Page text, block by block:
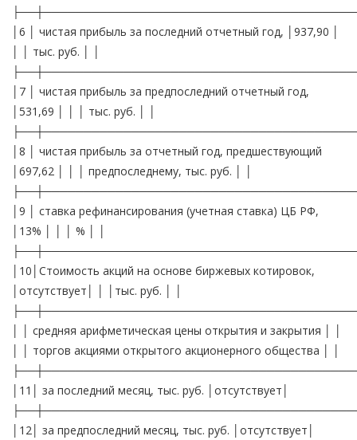
│6 │ чистая прибыль за последний отчетный год, │937,90 │
│ │ тыс. руб. │ │
│7 │ чистая прибыль за предпоследний отчетный год,
│531,69 │ │ │ тыс. руб. │ │
│8 │ чистая прибыль за отчетный год, предшествующий
│697,62 │ │ │ предпоследнему, тыс. руб. │ │
│9 │ ставка рефинансирования (учетная ставка) ЦБ РФ,
│13% │ │ │ % │ │
│10│Стоимость акций на основе биржевых котировок,
│отсутствует│ │ │тыс. руб. │ │
│ │ средняя арифметическая цены открытия и закрытия │ │
│ │ торгов акциями открытого акционерного общества │ │
│11│ за последний месяц, тыс. руб. │отсутствует│
│12│ за предпоследний месяц, тыс. руб. │отсутствует│